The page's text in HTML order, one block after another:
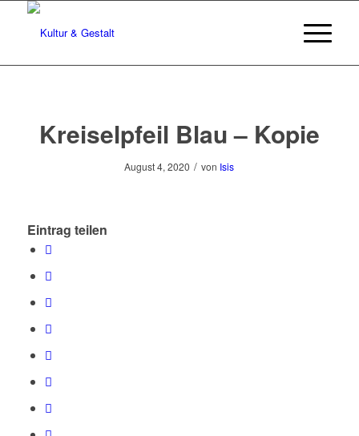
Kreiselpfeil Blau – Kopie
August 4, 2020 / von Isis
Eintrag teilen